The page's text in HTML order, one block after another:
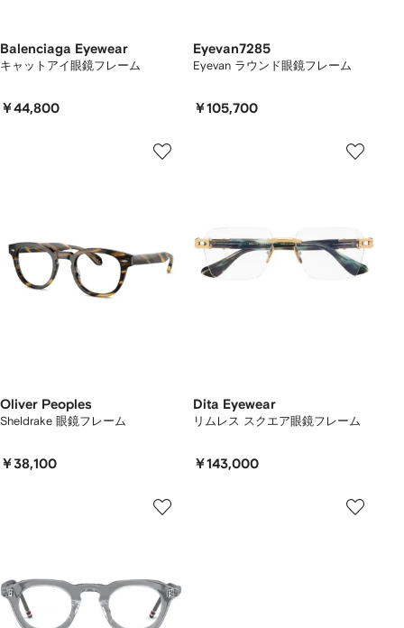
Balenciaga Eyewear
キャットアイ眼鏡フレーム
￥44,800
Eyevan7285
Eyevan ラウンド眼鏡フレーム
￥105,700
Oliver Peoples
Sheldrake 眼鏡フレーム
￥38,100
Dita Eyewear
リムレス スクエア眼鏡フレーム
￥143,000